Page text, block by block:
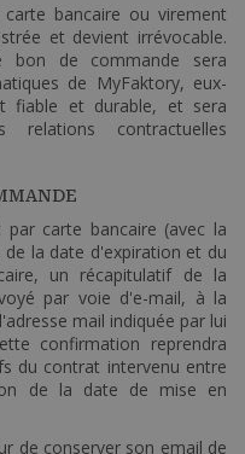
bancaire ou virement
et devient irrévocable.
bon de commande sera
de MyFaktory, eux-
fiable et durable, et sera
contractuelles
carte bancaire (avec la
la date d'expiration et du
un récapitulatif de la
par voie d'e-mail, à la
mail indiquée par lui
confirmation reprendra
du contrat intervenu entre
de la date de mise en
de conserver son email de